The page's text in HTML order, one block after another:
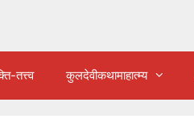
तत्त्व कुलदेवीकथामाहात्म्य